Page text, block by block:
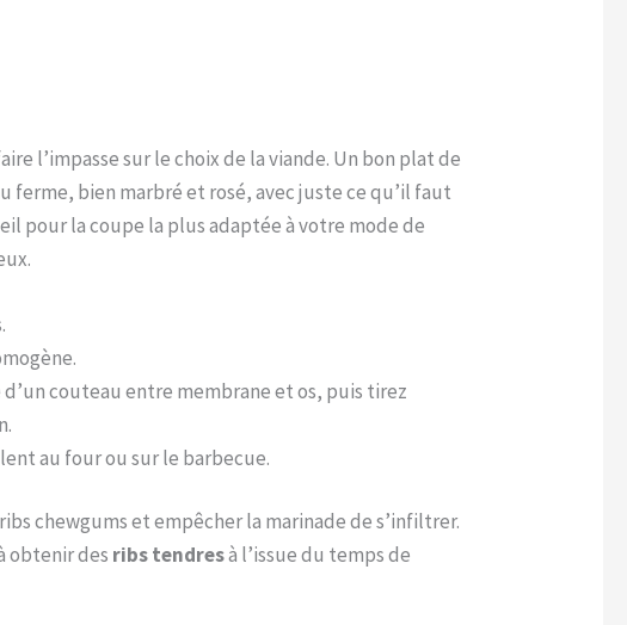
l’impasse sur le choix de la viande. Un bon plat de
ferme, bien marbré et rosé, avec juste ce qu’il faut
pour la coupe la plus adaptée à votre mode de
couteau entre membrane et os, puis tirez
au four ou sur le barbecue.
chewgums et empêcher la marinade de s’infiltrer.
obtenir des ribs tendresà l’issue du temps de